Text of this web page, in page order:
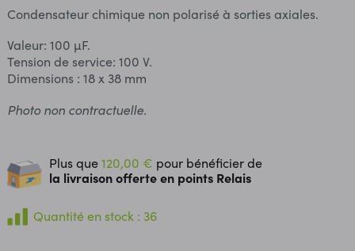
Condensateur chimique non polarisé à sorties axiales.
Valeur: 100 µF.
Tension de service: 100 V.
Dimensions : 18 x 38 mm
Photo non contractuelle.
Plus que120,00 € pour bénéficier de
la livraison offerte en points Relais
Quantité en stock : 36